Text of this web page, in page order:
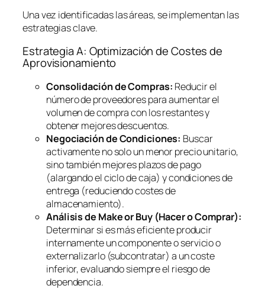
Una vez identificadas las áreas, se implementan las
estrategias clave.
Estrategia A: Optimización de Costes de
Aprovisionamiento
Consolidación de Compras: Reducir el
número de proveedores para aumentar el
volumen de compra con los restantes y
obtener mejores descuentos.
Negociación de Condiciones: Buscar
activamente no solo un menor precio unitario,
sino también mejores plazos de pago
(alargando el ciclo de caja) y condiciones de
entrega (reduciendo costes de
almacenamiento).
Análisis de Make or Buy(Hacer o Comprar):
Determinar si es más eficiente producir
internamente un componente o servicio o
externalizarlo (subcontratar) a un coste
inferior, evaluando siempre el riesgo de
dependencia.